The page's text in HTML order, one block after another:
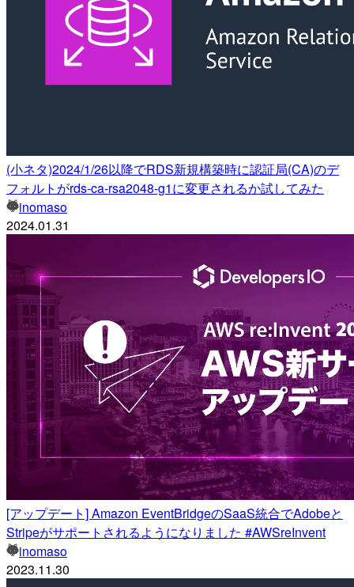
(小ネタ)2024/1/26以降でRDS新規構築時に認証局(CA)のデ
フォルトがrds-ca-rsa2048-g1に変更されるか試してみた
inomaso
2024.01.31
[アップデート] Amazon EventBridgeのSaaS統合でAdob​​eと
Stripeがサポートされるようになりました #AWSreInvent
inomaso
2023.11.30